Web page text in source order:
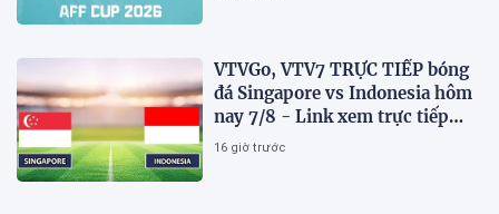
VTVGo, VTV7 TRỰC TIẾP bóng
đá Singapore vs Indonesia hôm
nay 7/8 - Link xem trực tiếp
AFF Cup 2026 mới nhất
16 giờ trước